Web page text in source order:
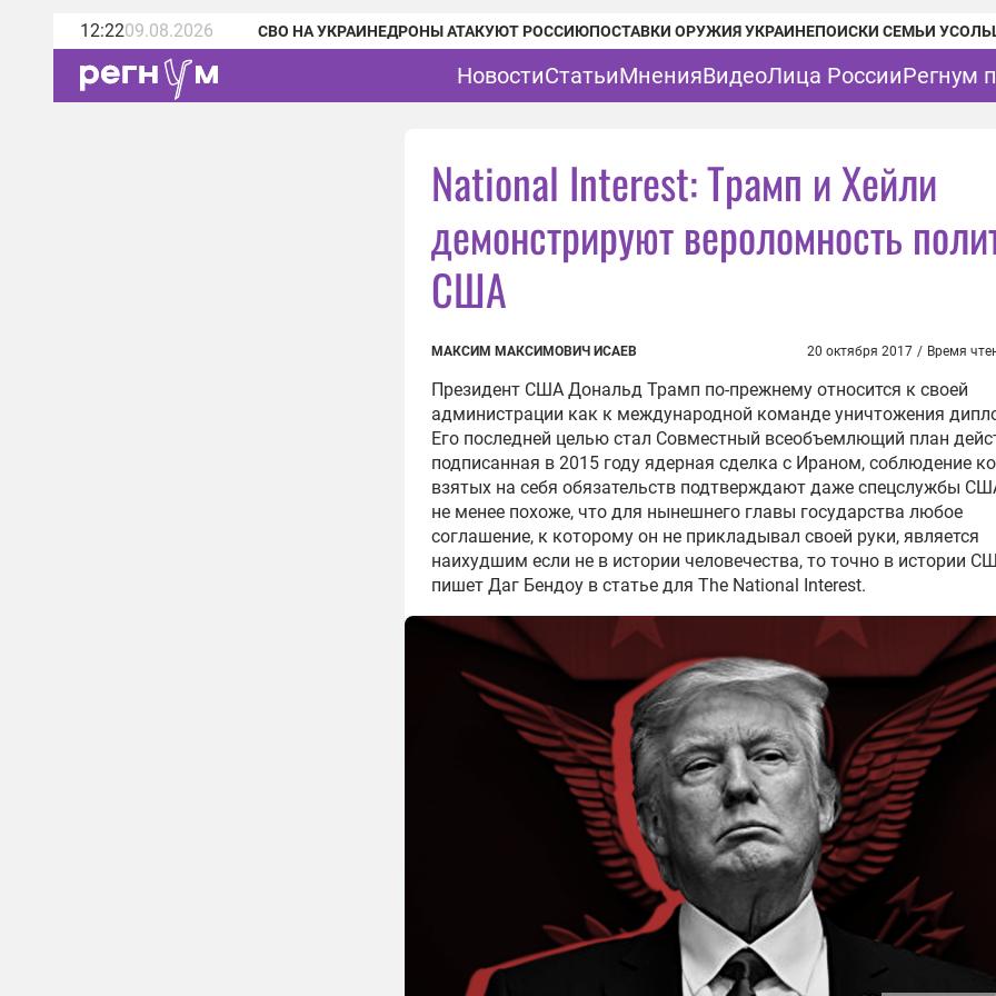
12:2209.08.2026 СВО НА УКРАИНЕДРОНЫ АТАКУЮТ РОССИЮПОСТАВКИ ОРУЖИЯ УКРАИНЕПОИСКИ СЕМЬИ
НовостиСтатьиМненияВидеоЛица РоссииРегнум
National Interest: Трамп и Хейли
демонстрируют вероломность
США
МАКСИМ МАКСИМОВИЧ ИСАЕВ 20 октября 2017 / Время
Президент США Дональд Трамп по-прежнему относится к своей
администрации как к международной команде уничтожения
Его последней целью стал Совместный всеобъемлющий план
подписанная в 2015 году ядерная сделка с Ираном, соблюдение
взятых на себя обязательств подтверждают даже спецслужбы
не менее похоже, что для нынешнего главы государства любое
соглашение, к которому он не прикладывал своей руки, является
наихудшим если не в истории человечества, то точно в истории
пишет Даг Бендоу в статье для The National Interest.